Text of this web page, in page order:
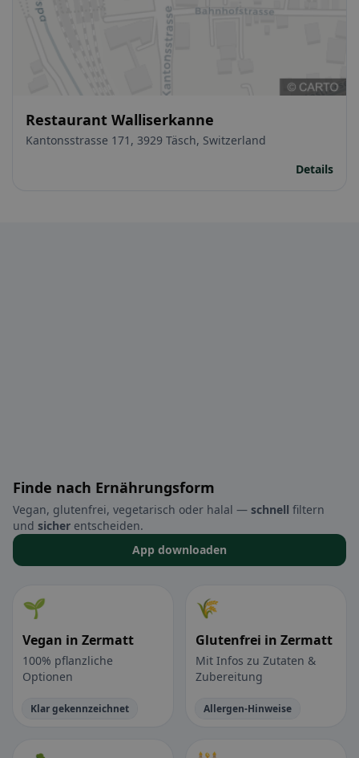
Restaurant Walliserkanne
Kantonsstrasse 171, 3929 Täsch, Switzerland
Details
Finde nach Ernährungsform
Vegan, glutenfrei, vegetarisch oder halal — schnell filtern
und sicher entscheiden.
App downloaden
🌱
Vegan in Zermatt
100% pflanzliche
Optionen
Klar gekennzeichnet
🌾
Glutenfrei in Zermatt
Mit Infos zu Zutaten &
Zubereitung
Allergen-Hinweise